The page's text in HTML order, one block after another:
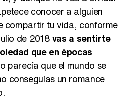
conocer a alguien
compartir tu vida, conforme
de 2018vas a sentirte
que en épocas
parecía que el mundo se
conseguías un romance